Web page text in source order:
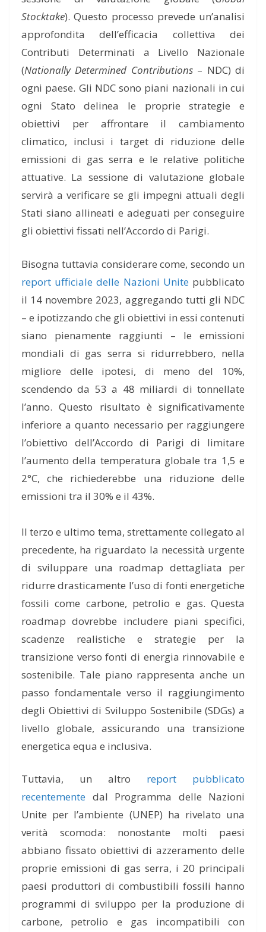
Stocktake). Questo processo prevede un’analisi
approfondita dell’efficacia collettiva dei
Contributi Determinati a Livello Nazionale
(Nationally Determined Contributions– NDC) di
ogni paese. Gli NDC sono piani nazionali in cui
ogni Stato delinea le proprie strategie e
obiettivi per affrontare il cambiamento
climatico, inclusi i target di riduzione delle
emissioni di gas serra e le relative politiche
attuative. La sessione di valutazione globale
servirà a verificare se gli impegni attuali degli
Stati siano allineati e adeguati per conseguire
gli obiettivi fissati nell’Accordo di Parigi.
Bisogna tuttavia considerare come, secondo un
report ufficiale delle Nazioni Unite pubblicato
il 14 novembre 2023, aggregando tutti gli NDC
– e ipotizzando che gli obiettivi in essi contenuti
siano pienamente raggiunti – le emissioni
mondiali di gas serra si ridurrebbero, nella
migliore delle ipotesi, di meno del 10%,
scendendo da 53 a 48 miliardi di tonnellate
l’anno. Questo risultato è significativamente
inferiore a quanto necessario per raggiungere
l’obiettivo dell’Accordo di Parigi di limitare
l’aumento della temperatura globale tra 1,5 e
2°C, che richiederebbe una riduzione delle
emissioni tra il 30% e il 43%.
Il terzo e ultimo tema, strettamente collegato al
precedente, ha riguardato la necessità urgente
di sviluppare una roadmap dettagliata per
ridurre drasticamente l’uso di fonti energetiche
fossili come carbone, petrolio e gas. Questa
roadmap dovrebbe includere piani specifici,
scadenze realistiche e strategie per la
transizione verso fonti di energia rinnovabile e
sostenibile. Tale piano rappresenta anche un
passo fondamentale verso il raggiungimento
degli Obiettivi di Sviluppo Sostenibile (SDGs) a
livello globale, assicurando una transizione
energetica equa e inclusiva.
Tuttavia, un altro report pubblicato
recentemente dal Programma delle Nazioni
Unite per l’ambiente (UNEP) ha rivelato una
verità scomoda: nonostante molti paesi
abbiano fissato obiettivi di azzeramento delle
proprie emissioni di gas serra, i 20 principali
paesi produttori di combustibili fossili hanno
programmi di sviluppo per la produzione di
carbone, petrolio e gas incompatibili con